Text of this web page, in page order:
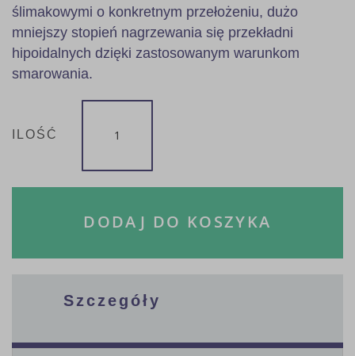
ślimakowymi o konkretnym przełożeniu, dużo
mniejszy stopień nagrzewania się przekładni
hipoidalnych dzięki zastosowanym warunkom
smarowania.
ILOŚĆ
DODAJ DO KOSZYKA
Szczegóły